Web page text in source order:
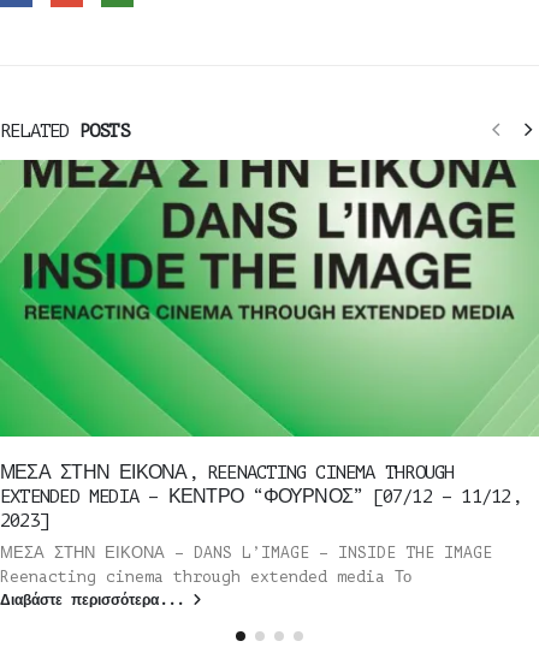
RELATED POSTS
ΜΕΣΑ ΣΤΗΝ ΕΙΚΟΝΑ, REENACTING CINEMA THROUGH
EXTENDED MEDIA – ΚΕΝΤΡΟ “ΦΟΥΡΝΟΣ” [07/12 – 11/12,
2023]
ΜΕΣΑ ΣΤΗΝ ΕΙΚΟΝΑ – DANS L’IMAGE – INSIDE THE IMAGE
Reenacting cinema through extended media Το
Διαβάστε περισσότερα...